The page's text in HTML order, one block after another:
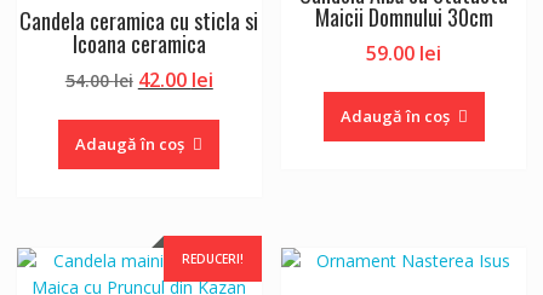
Candela ceramica cu sticla si
Icoana ceramica
54.00lei Prețul
a
fost:
42.00 leiPrețul
Adaugă în coș
Maicii Domnului 30cm
59.00 lei
Adaugă în coș
REDUCERI!